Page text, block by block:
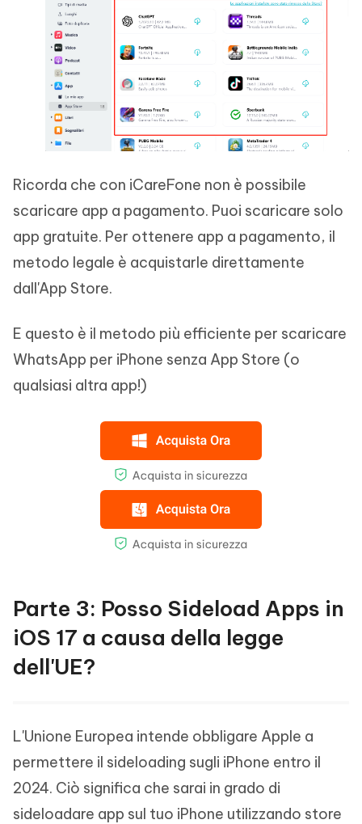
Ricorda che con iCareFone non è possibile
scaricare app a pagamento. Puoi scaricare solo
app gratuite. Per ottenere app a pagamento, il
metodo legale è acquistarle direttamente
dall'App Store.
E questo è il metodo più efficiente per scaricare
WhatsApp per iPhone senza App Store (o
qualsiasi altra app!)
Parte 3: Posso Sideload Apps in
iOS 17 a causa della legge
dell'UE?
L'Unione Europea intende obbligare Apple a
permettere il sideloading sugli iPhone entro il
2024. Ciò significa che sarai in grado di
sideloadare app sul tuo iPhone utilizzando store